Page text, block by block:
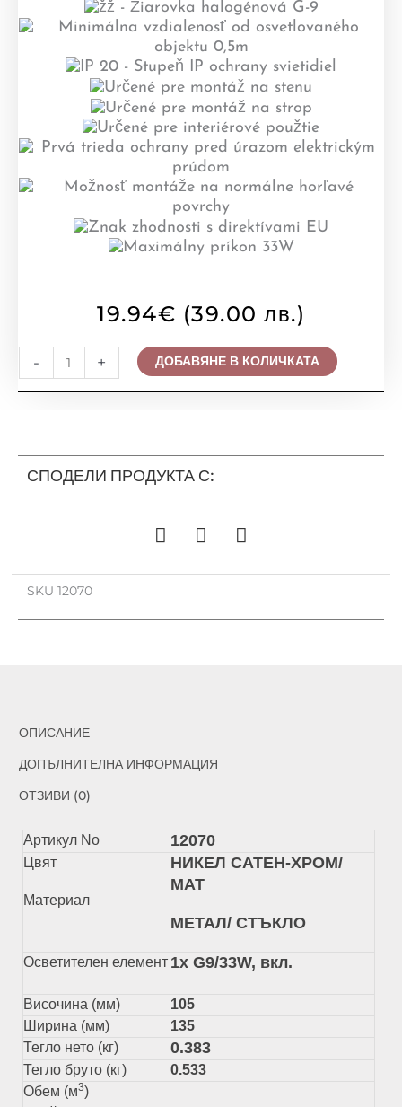
19.94€ (39.00 лв.)
-
количество
за
АПЛИК
12070
+ ДОБАВЯНЕ В КОЛИЧКАТА
СПОДЕЛИ ПРОДУКТА С:
SKU 12070
ОПИСАНИЕ
ДОПЪЛНИТЕЛНА ИНФОРМАЦИЯ
ОТЗИВИ (0)
Артикул No 12070
Цвят
Материал
НИКЕЛ САТЕН-ХРОМ/
МАТ
МЕТАЛ/ СТЪКЛО
Осветителен елемент 1x G9/33W, вкл.
Височина (мм)
105
Ширина (мм)
135
Тегло нето (кг)
0.383
Тегло бруто (кг)
0.533
Обем (м3)